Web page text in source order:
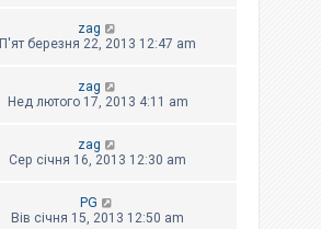
zag
П'ят березня 22, 2013 12:47 am
zag
Нед лютого 17, 2013 4:11 am
zag
Сер січня 16, 2013 12:30 am
PG
Вів січня 15, 2013 12:50 am